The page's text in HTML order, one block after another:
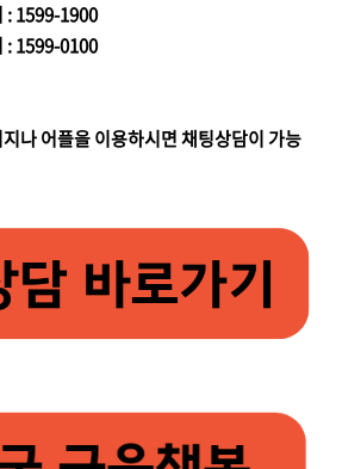
: 1599-1900
: 1599-0100
나 어플을 이용하시면 채팅상담이 가능